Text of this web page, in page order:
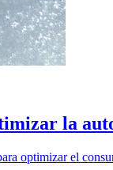
la
optimizar el